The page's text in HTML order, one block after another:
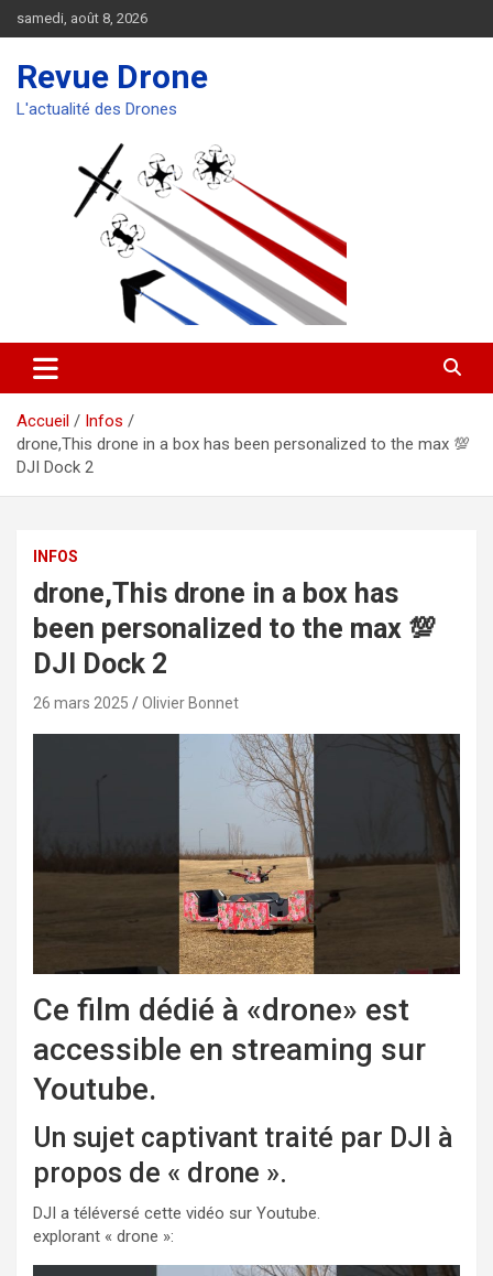
au
samedi, août 8, 2026
Revue Drone
L'actualité des Drones
Accueil
Infos
drone,This drone in a box has been personalized to the max 💯
DJI Dock 2
INFOS
drone,This drone in a box has
been personalized to the max 💯
DJI Dock 2
26 mars 2025 Olivier Bonnet
Ce film dédié à «drone» est
accessible en streaming sur
Youtube.
Un sujet captivant traité par DJI à
propos de « drone ».
DJI a téléversé cette vidéo sur Youtube.
explorant « drone »: